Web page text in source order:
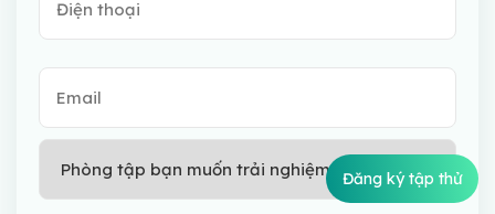
Đăng ký tập thử